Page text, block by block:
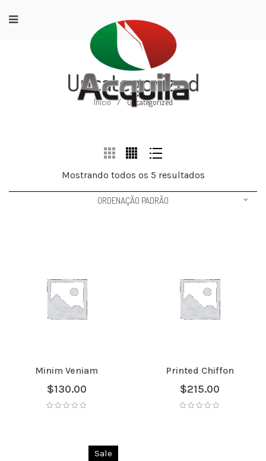
Uncategorized
Início / Uncategorized
Mostrando todos os 5 resultados
ORDENAÇÃO PADRÃO
Minim Veniam
$130.00
Printed Chiffon
$215.00
Sale